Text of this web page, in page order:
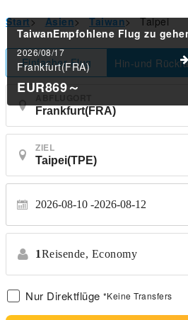
Start> Asien> Taiwan> Taipei
Einfacher Flug Hin-und
ZIEL
2026-08-10 2026-08-12
1Reisende, Economy
Nur Direktflüge *Keine Transfers
TaiwanEmpfohlene Flug zu
2026/08/17
Frankfurt(FRA)
EUR869～